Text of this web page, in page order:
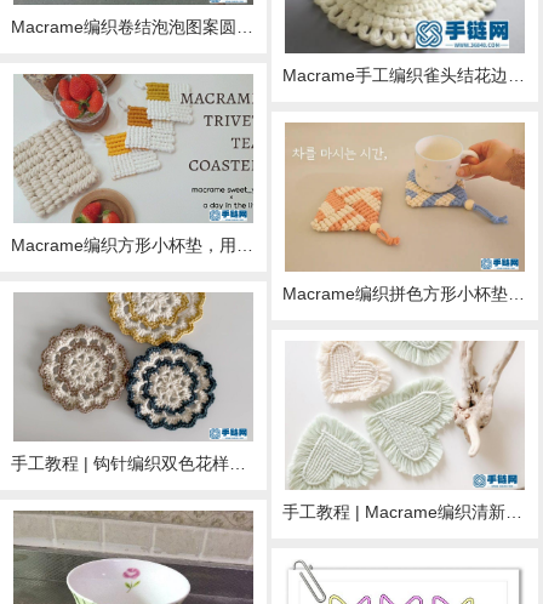
Macrame编织卷结泡泡图案圆形杯垫
Macrame手工编织雀头结花边圆形小杯垫
Macrame编织方形小杯垫，用来装饰餐桌吧
Macrame编织拼色方形小杯垫手工教程
手工教程 | 钩针编织双色花样圆形小杯垫
手工教程 | Macrame编织清新心形小杯垫